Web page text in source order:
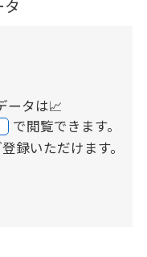
ータは📈
で閲覧できます。
録いただけます。